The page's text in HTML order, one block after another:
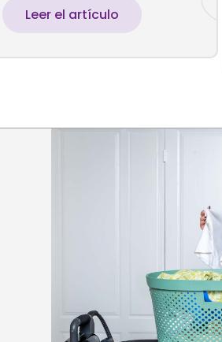
Leer el artículo